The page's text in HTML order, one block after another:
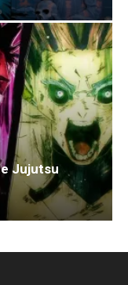
Jujutsu